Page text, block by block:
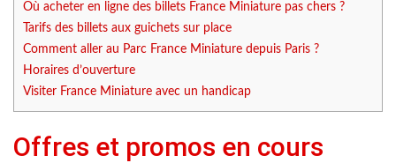
Où acheter en ligne des billets France Miniature pas chers ?
Tarifs des billets aux guichets sur place
Comment aller au Parc France Miniature depuis Paris ?
Horaires d’ouverture
Visiter France Miniature avec un handicap
Offres et promos en cours